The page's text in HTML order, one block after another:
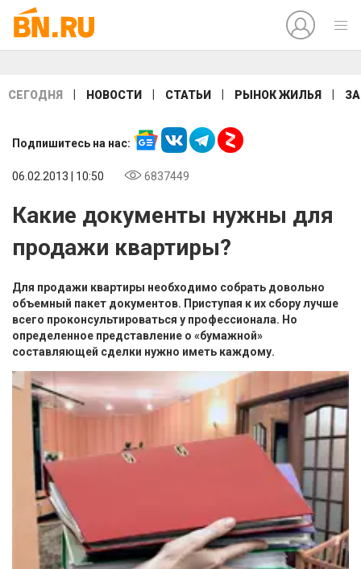
СЕГОДНЯ НОВОСТИ СТАТЬИ РЫНОК ЖИЛЬЯ
Подпишитесь на нас:
06.02.2013 | 10:50 6837449
Какие документы нужны для
продажи квартиры?
Для продажи квартиры необходимо собрать довольно
объемный пакет документов. Приступая к их сбору лучше
всего проконсультироваться у профессионала. Но
определенное представление о «бумажной»
составляющей сделки нужно иметь каждому.